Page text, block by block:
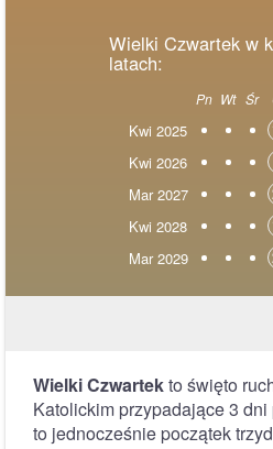
Wielki Czwartek w
latach:
Pn Wt Śr
Kwi 2025
Kwi 2026
Mar 2027
Kwi 2028
Mar 2029
Wielki Czwartekto święto
Katolickim przypadające 3 dni
to jednocześnie początek